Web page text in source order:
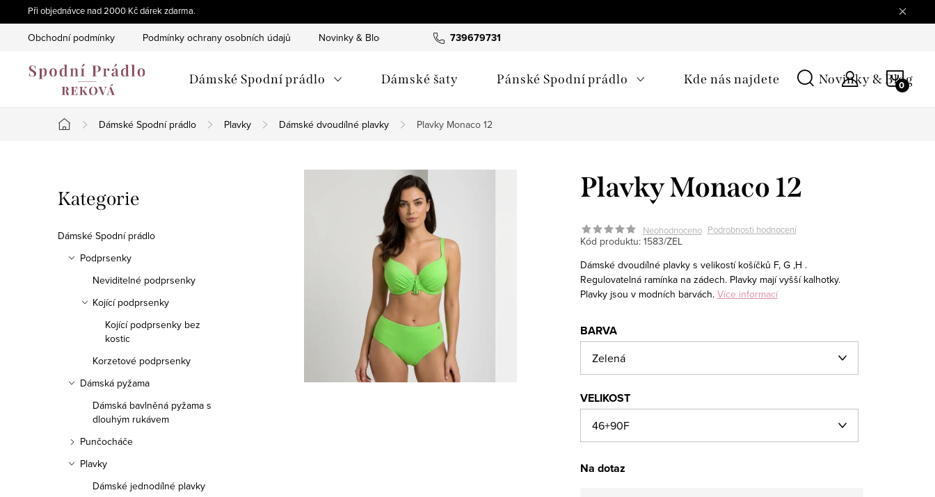
na
obsah
Při objednávce nad 2000 Kč dárek zdarma.
739679731
Obchodní podmínky Podmínky ochrany osobních údajů Novinky & Blog
Dámské Spodní prádlo Dámské šaty Pánské Spodní prádlo Kde nás najdete Novinky & Blog
Domů
Dámské Spodní prádlo Plavky Dámské dvoudílné plavky Plavky Monaco 12
o
s
Přeskočit
kategorie
Kategorie
Dámské Spodní prádlo
Podprsenky
Neviditelné podprsenky
Kojící podprsenky
Kojící podprsenky bez
kostic
Korzetové podprsenky
Dámská pyžama
Dámská bavlněná pyžama s
dlouhým rukávem
Punčocháče
Plavky
Dámské jednodílné plavky
Plavky Monaco 12
Neohodnoceno Podrobnosti hodnocení
Kód produktu: 1583/ZEL
Dámské dvoudílné plavky s velikostí košíčků F, G ,H .
Regulovatelná ramínka na zádech. Plavky mají vyšší kalhotky.
Plavky jsou v modních barvách. Více informací
BARVA
VELIKOST
Na dotaz